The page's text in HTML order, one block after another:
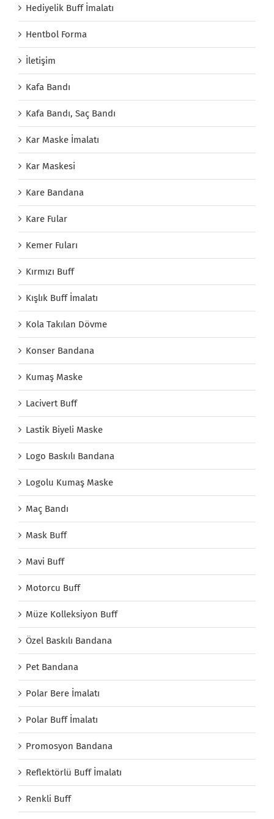
Hediyelik Buff İmalatı
Hentbol Forma
İletişim
Kafa Bandı
Kafa Bandı, Saç Bandı
Kar Maske İmalatı
Kar Maskesi
Kare Bandana
Kare Fular
Kemer Fuları
Kırmızı Buff
Kışlık Buff İmalatı
Kola Takılan Dövme
Konser Bandana
Kumaş Maske
Lacivert Buff
Lastik Biyeli Maske
Logo Baskılı Bandana
Logolu Kumaş Maske
Maç Bandı
Mask Buff
Mavi Buff
Motorcu Buff
Müze Kolleksiyon Buff
Özel Baskılı Bandana
Pet Bandana
Polar Bere İmalatı
Polar Buff İmalatı
Promosyon Bandana
Reflektörlü Buff İmalatı
Renkli Buff